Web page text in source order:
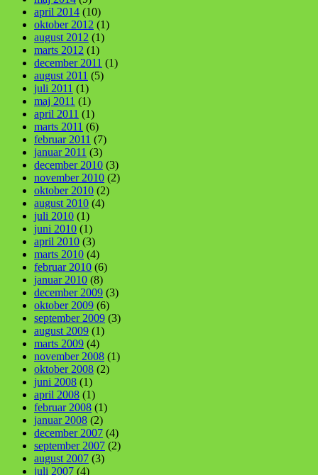
april 2014 (10)
oktober 2012 (1)
august 2012 (1)
marts 2012 (1)
december 2011 (1)
august 2011 (5)
juli 2011 (1)
maj 2011 (1)
april 2011 (1)
marts 2011 (6)
februar 2011 (7)
januar 2011 (3)
december 2010 (3)
november 2010 (2)
oktober 2010 (2)
august 2010 (4)
juli 2010 (1)
juni 2010 (1)
april 2010 (3)
marts 2010 (4)
februar 2010 (6)
januar 2010 (8)
december 2009 (3)
oktober 2009 (6)
september 2009 (3)
august 2009 (1)
marts 2009 (4)
november 2008 (1)
oktober 2008 (2)
juni 2008 (1)
april 2008 (1)
februar 2008 (1)
januar 2008 (2)
december 2007 (4)
september 2007 (2)
august 2007 (3)
juli 2007 (4)